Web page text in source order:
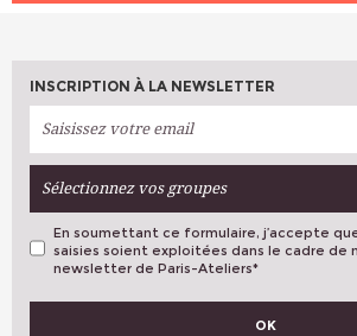
INSCRIPTION À LA NEWSLETTER
Sélectionnez vos groupes
VOS PRÉFÉRENCES
En soumettant ce formulaire, j’accepte
saisies soient exploitées dans le cadre de
newsletter de Paris-Ateliers*
OK